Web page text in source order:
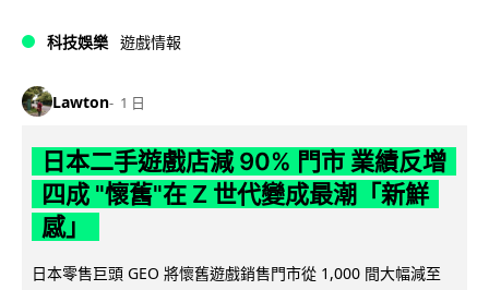
科技娛樂 遊戲情報
Lawton 1 日
日本二手遊戲店減 90% 門市 業績反增
四成 "懷舊"在 Z 世代變成最潮「新鮮
感」
日本零售巨頭 GEO 將懷舊遊戲銷售門市從 1,000 間大幅減至